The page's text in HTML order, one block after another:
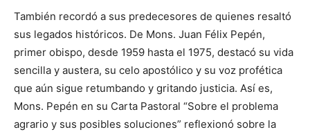
También recordó a sus predecesores de quienes resaltó
sus legados históricos. De Mons. Juan Félix Pepén,
primer obispo, desde 1959 hasta el 1975, destacó su vida
sencilla y austera, su celo apostólico y su voz profética
que aún sigue retumbando y gritando justicia. Así es,
Mons. Pepén en su Carta Pastoral “Sobre el problema
agrario y sus posibles solucio­nes” reflexionó sobre la